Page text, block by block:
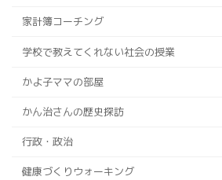
家計簿コーチング
学校で教えてくれない社会の授業
かよ子ママの部屋
かん治さんの歴史探訪
行政・政治
健康づくりウォーキング